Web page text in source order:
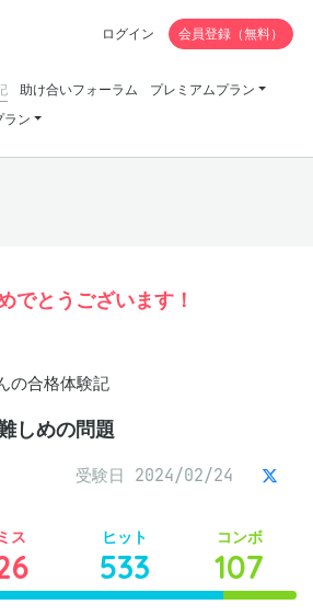
助け合いフォーラム
プレミアムプラン
ラン
ログイン 会員登録（無料）
でとうございます！
の合格体験記
しめの問題
受験日 2024/02/24
ミス ヒット
533
コンボ
107